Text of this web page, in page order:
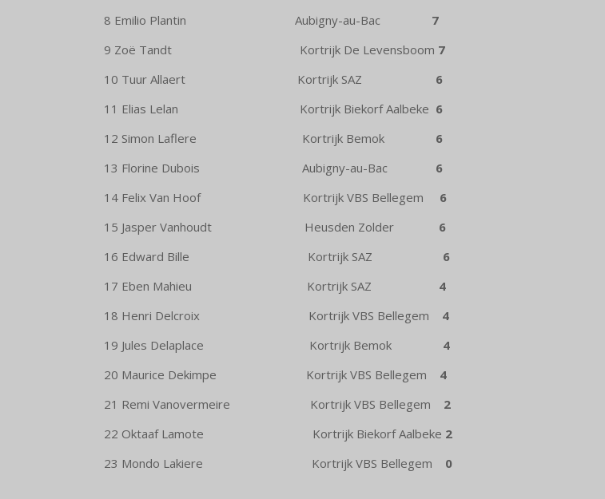
8 Emilio Plantin Aubigny-au-Bac 7
9 Zoë Tandt Kortrijk De Levensboom 7
10 Tuur Allaert Kortrijk SAZ 6
11 Elias Lelan Kortrijk Biekorf Aalbeke 6
12 Simon Laflere Kortrijk Bemok 6
13 Florine Dubois Aubigny-au-Bac 6
14 Felix Van Hoof Kortrijk VBS Bellegem 6
15 Jasper Vanhoudt Heusden Zolder 6
16 Edward Bille Kortrijk SAZ 6
17 Eben Mahieu Kortrijk SAZ 4
18 Henri Delcroix Kortrijk VBS Bellegem 4
19 Jules Delaplace Kortrijk Bemok 4
20 Maurice Dekimpe Kortrijk VBS Bellegem 4
21 Remi Vanovermeire Kortrijk VBS Bellegem 2
22 Oktaaf Lamote Kortrijk Biekorf Aalbeke 2
23 Mondo Lakiere Kortrijk VBS Bellegem 0